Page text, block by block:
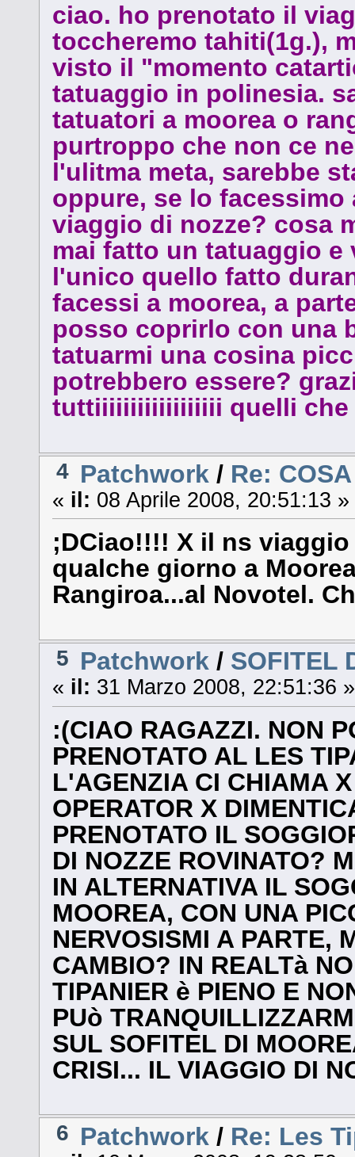
ciao. ho prenotato il
toccheremo tahiti(1g.),
visto il "momento
tatuaggio in polinesia.
tatuatori a moorea o
purtroppo che non ce
l'ulitma meta, sarebbe
oppure, se lo
viaggio di nozze? cosa
mai fatto un tatuaggio
l'unico quello fatto
facessi a moorea, a
posso coprirlo con una
tatuarmi una cosina
potrebbero essere?
tuttiiiiiiiiiiiiiiiiii quelli che
4 Patchwork / Re:
« il: 08 Aprile 2008, 20:51:13 »
;DCiao!!!! X il ns
qualche giorno a
Rangiroa...al Novotel.
5 Patchwork / SOFITEL
« il: 31 Marzo 2008, 22:51:36 »
:(CIAO RAGAZZI. NON
PRENOTATO AL LES
L'AGENZIA CI CHIAMA
OPERATOR X
PRENOTATO IL
DI NOZZE ROVINATO?
IN ALTERNATIVA IL
MOOREA, CON UNA
NERVOSISMI A PARTE,
CAMBIO? IN REALTà
TIPANIER è PIENO E
PUò
SUL SOFITEL DI
CRISI... IL VIAGGIO DI
6 Patchwork / Re: Les